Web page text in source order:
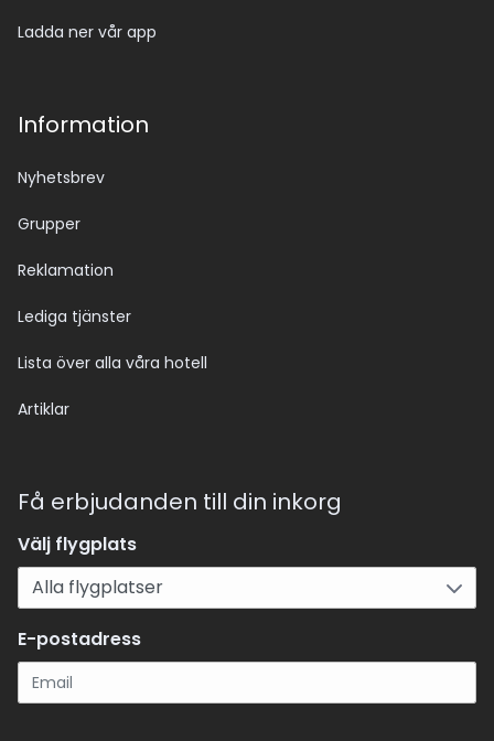
Ladda ner vår app
Information
Nyhetsbrev
Grupper
Reklamation
Lediga tjänster
Lista över alla våra hotell
Artiklar
Få erbjudanden till din inkorg
Välj flygplats
E-postadress